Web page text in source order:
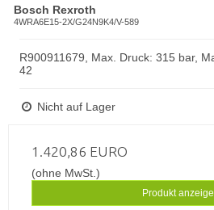
Bosch Rexroth
4WRA6E15-2X/G24N9K4/V-589
R900911679, Max. Druck: 315 bar,
42
Nicht auf Lager
1.420,86 EURO
(ohne MwSt.)
Produkt